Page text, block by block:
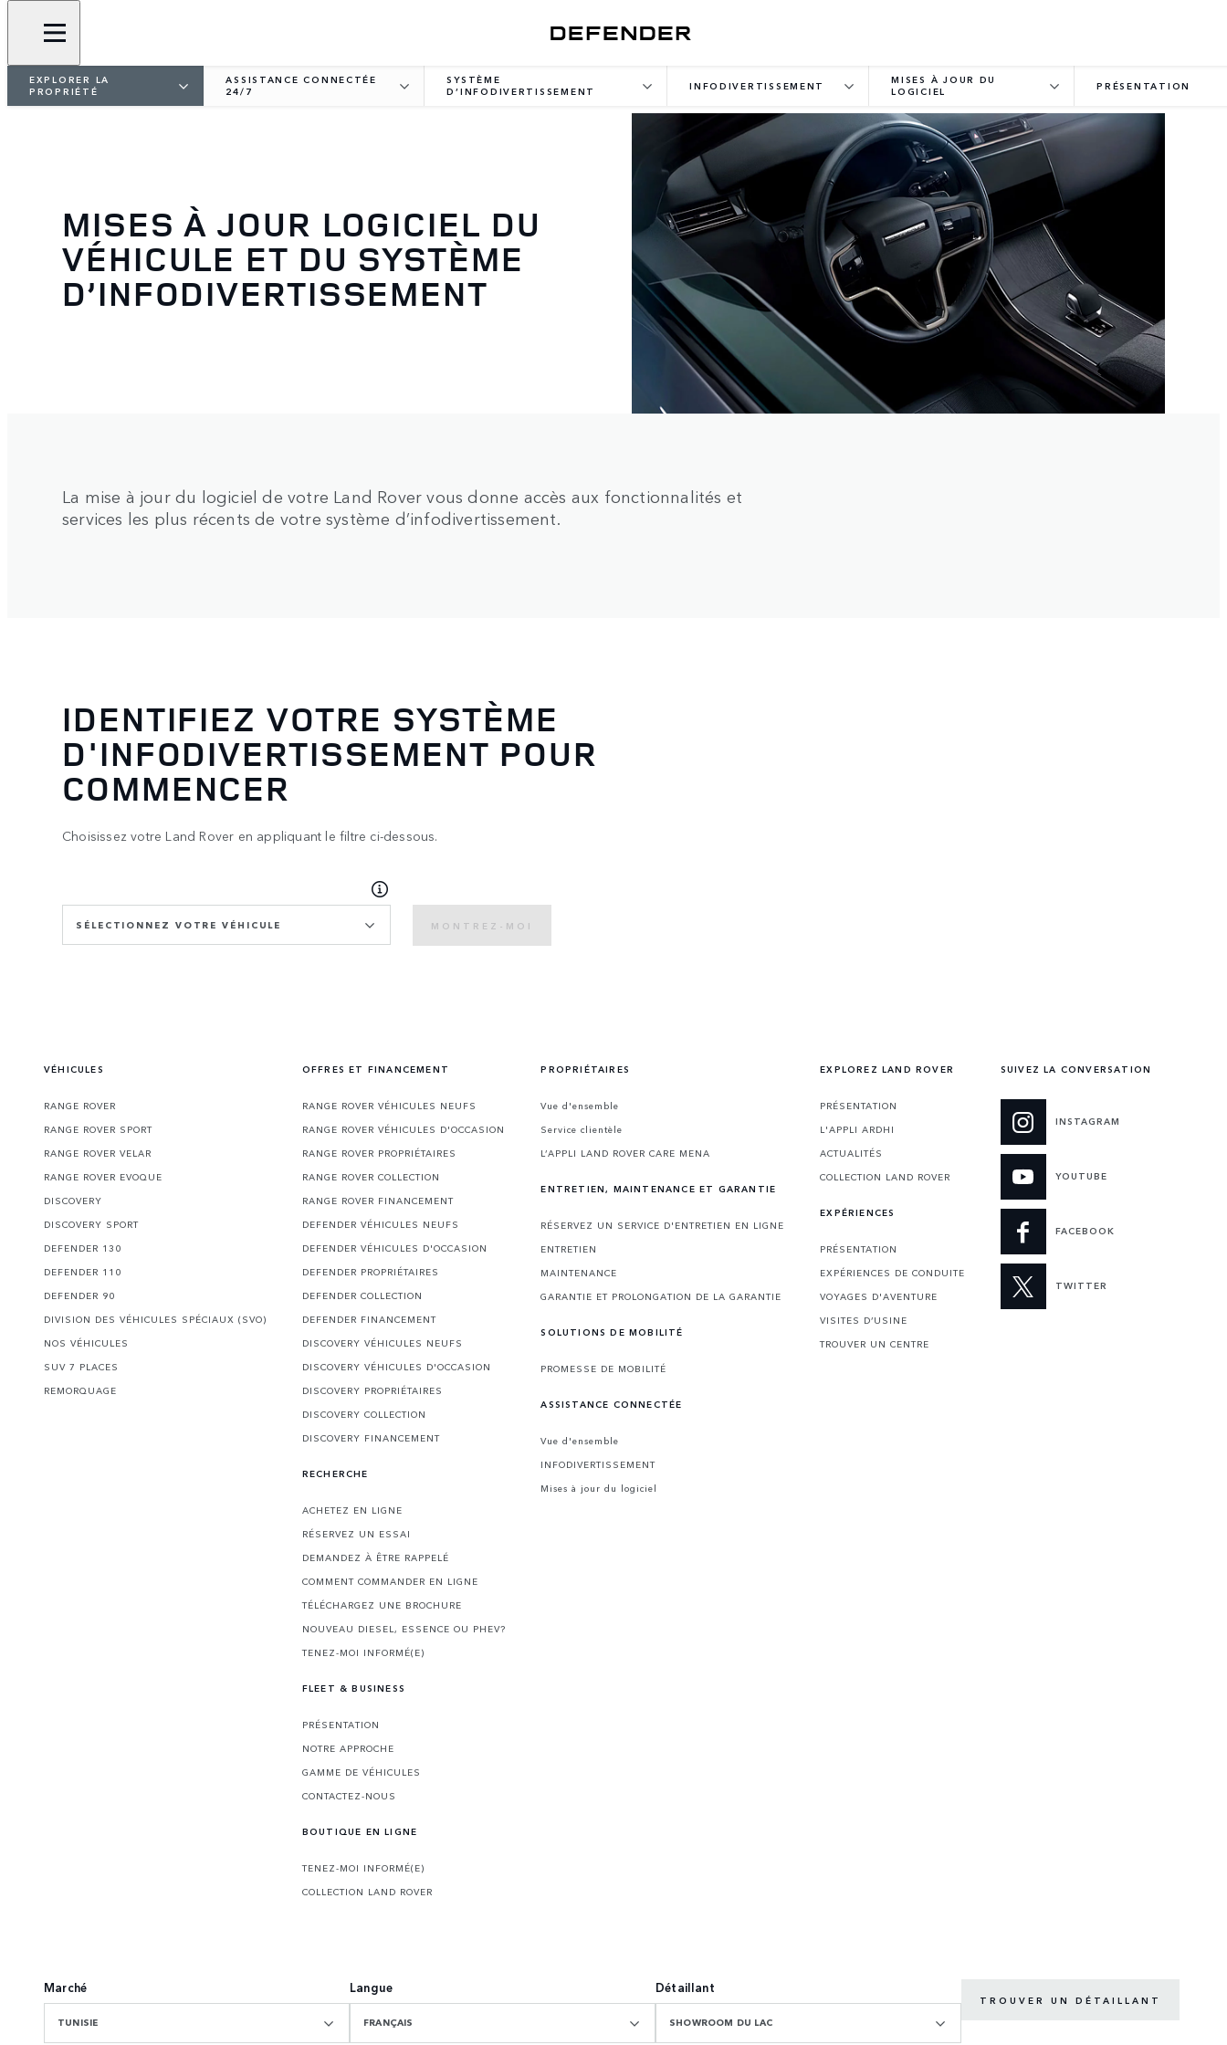
EXPLORER LA
PROPRIÉTÉ
ASSISTANCE CONNECTÉE
24/7
SYSTÈME
D’INFODIVERTISSEMENT
INFODIVERTISSEMENT
MISES À JOUR DU
LOGICIEL
PRÉSENTATION
MISES À JOUR LOGICIEL DU
VÉHICULE ET DU SYSTÈME
D’INFODIVERTISSEMENT
La mise à jour du logiciel de votre Land Rover vous donne accès aux fonctionnalités et
services les plus récents de votre système d’infodivertissement.
IDENTIFIEZ VOTRE SYSTÈME
D'INFODIVERTISSEMENT POUR
COMMENCER
Choisissez votre Land Rover en appliquant le filtre ci-dessous.
SÉLECTIONNEZ VOTRE VÉHICULE MONTREZ-MOI
VÉHICULES
RANGE ROVER
RANGE ROVER SPORT
RANGE ROVER VELAR
RANGE ROVER EVOQUE
DISCOVERY
DISCOVERY SPORT
DEFENDER 130
DEFENDER 110
DEFENDER 90
DIVISION DES VÉHICULES SPÉCIAUX (SVO)
NOS VÉHICULES
SUV 7 PLACES
REMORQUAGE
OFFRES ET FINANCEMENT
RANGE ROVER VÉHICULES NEUFS
RANGE ROVER VÉHICULES D'OCCASION
RANGE ROVER PROPRIÉTAIRES
RANGE ROVER COLLECTION
RANGE ROVER FINANCEMENT
DEFENDER VÉHICULES NEUFS
DEFENDER VÉHICULES D'OCCASION
DEFENDER PROPRIÉTAIRES
DEFENDER COLLECTION
DEFENDER FINANCEMENT
DISCOVERY VÉHICULES NEUFS
DISCOVERY VÉHICULES D'OCCASION
DISCOVERY PROPRIÉTAIRES
DISCOVERY COLLECTION
DISCOVERY FINANCEMENT
RECHERCHE
ACHETEZ EN LIGNE
RÉSERVEZ UN ESSAI
DEMANDEZ À ÊTRE RAPPELÉ
COMMENT COMMANDER EN LIGNE
TÉLÉCHARGEZ UNE BROCHURE
NOUVEAU DIESEL, ESSENCE OU PHEV?
TENEZ-MOI INFORMÉ(E)
FLEET & BUSINESS
PRÉSENTATION
NOTRE APPROCHE
GAMME DE VÉHICULES
CONTACTEZ-NOUS
BOUTIQUE EN LIGNE
TENEZ-MOI INFORMÉ(E)
COLLECTION LAND ROVER
PROPRIÉTAIRES
Vue d'ensemble
Service clientèle
L’APPLI LAND ROVER CARE MENA
ENTRETIEN, MAINTENANCE ET GARANTIE
RÉSERVEZ UN SERVICE D'ENTRETIEN EN LIGNE
ENTRETIEN
MAINTENANCE
GARANTIE ET PROLONGATION DE LA GARANTIE
SOLUTIONS DE MOBILITÉ
PROMESSE DE MOBILITÉ
ASSISTANCE CONNECTÉE
Vue d'ensemble
INFODIVERTISSEMENT
Mises à jour du logiciel
EXPLOREZ LAND ROVER
PRÉSENTATION
L'APPLI ARDHI
ACTUALITÉS
COLLECTION LAND ROVER
EXPÉRIENCES
PRÉSENTATION
EXPÉRIENCES DE CONDUITE
VOYAGES D'AVENTURE
VISITES D’USINE
TROUVER UN CENTRE
SUIVEZ LA CONVERSATION
INSTAGRAM
YOUTUBE
FACEBOOK
TWITTER
Marché
TUNISIE
Langue
FRANÇAIS
Détaillant
SHOWROOM DU LAC
TROUVER UN DÉTAILLANT